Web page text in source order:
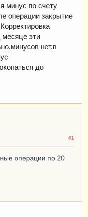
минус по счету
операции закрытие
месяце эти
нет,в
до
#1
операции по 20